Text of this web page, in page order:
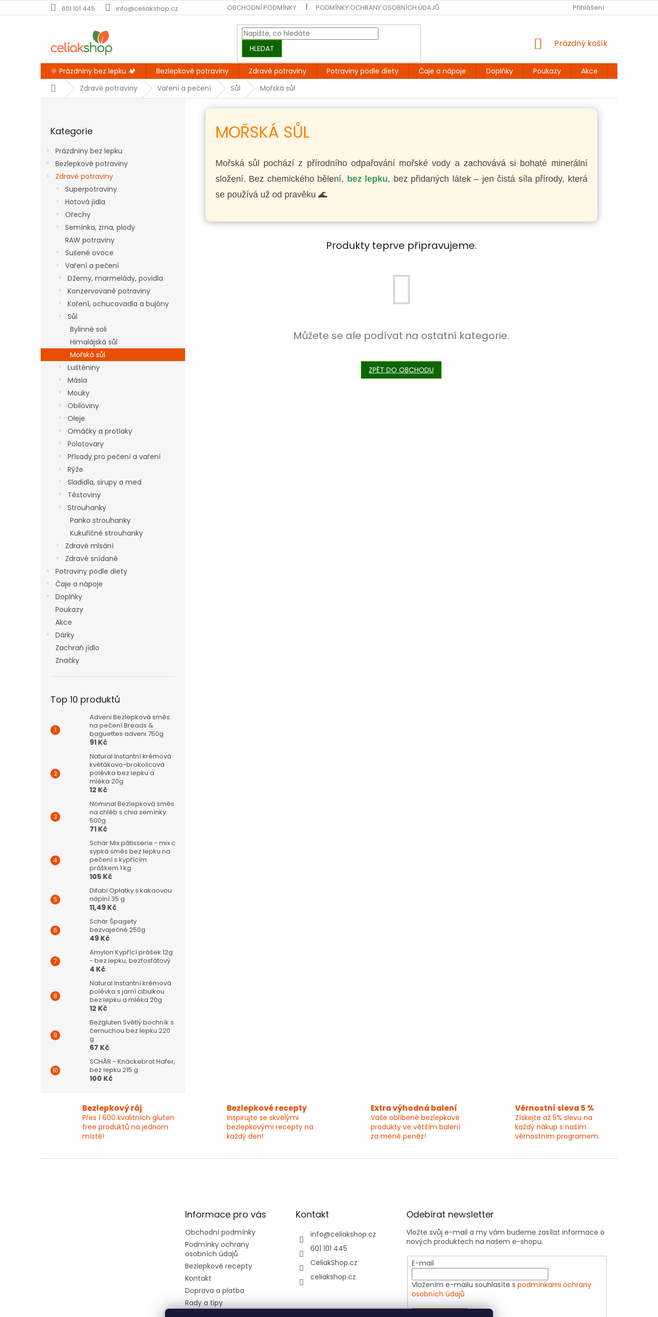
na
601 101 445 info@celiakshop.cz OBCHODNÍ PODMÍNKY PODMÍNKY OCHRANY OSOBNÍCH ÚDAJŮ KONTAKT DOPRAVA A PLATBA
Přihlášení
HLEDAT
NÁKUPNÍ
Prázdný košík
🌞 Prázdniny bez lepku 🏕️ Bezlepkové potraviny Zdravé potraviny Potraviny podle diety Čaje a nápoje Doplňky Poukazy Akce
DomůZdravé potraviny Vaření a pečení Sůl Mořská sůl
kategorie
Kategorie
Prázdniny bez lepku
Bezlepkové potraviny
Zdravé potraviny
Superpotraviny
Hotová jídla
Ořechy
Semínka, zrna, plody
RAW potraviny
Sušené ovoce
Vaření a pečení
Džemy, marmelády, povidla
Konzervované potraviny
Koření, ochucovadla a bujóny
Sůl
Bylinné soli
Himalájská sůl
Mořská sůl
Luštěniny
Másla
Mouky
Obiloviny
Oleje
Omáčky a protlaky
Polotovary
Přísady pro pečení a vaření
Rýže
Sladidla, sirupy a med
Těstoviny
Strouhanky
Panko strouhanky
Kukuřičné strouhanky
Zdravé mlsání
Zdravé snídaně
Potraviny podle diety
Čaje a nápoje
Doplňky
Poukazy
Akce
Dárky
Zachraň jídlo
Značky
Top 10 produktů
Adveni Bezlepková směs
na pečení Breads &
baguettes adveni 750g
91 Kč
Natural Instantní krémová
květákovo-brokolicová
polévka bez lepku a
mléka 20g
12 Kč
Nominal Bezlepková směs
na chléb s chia semínky
500g
71 Kč
Schär Mix pâtisserie - mix c
sypká směs bez lepku na
pečení s kypřícím
práškem 1 kg
105 Kč
Difabi Oplatky s kakaovou
náplní 35 g
11,49 Kč
Schär Špagety
bezvaječné 250g
49 Kč
Amylon Kypřící prášek 12g
- bez lepku, bezfosfátový
4 Kč
Natural Instantní krémová
polévka s jarní cibulkou
bez lepku a mléka 20g
12 Kč
Bezgluten Světlý bochník s
černuchou bez lepku 220
g
67 Kč
SCHÄR - Knäckebrot Hafer,
bez lepku 215 g
100 Kč
MOŘSKÁ SŮL
Mořská sůl pochází z přírodního odpařování mořské vody a zachovává si bohaté minerální
složení. Bez chemického bělení, bez lepku, bez přidaných látek – jen čistá síla přírody, která
se používá už od pravěku 🌊
Produkty teprve připravujeme.
Můžete se ale podívat na ostatní kategorie.
ZPĚT DO OBCHODU
Bezlepkový ráj
Přes 1 600 kvalitních gluten
free produktů na jednom
místě!
Bezlepkové recepty
Inspirujte se skvělými
bezlepkovými recepty na
každý den!
Extra výhodná balení
Vaše oblíbené bezlepkové
produkty ve větším balení
za méně peněz!
Věrnostní sleva 5 %
Získejte až 5% slevu na
každý nákup s naším
věrnostním programem.
Informace pro vás
Obchodní podmínky
Podmínky ochrany
osobních údajů
Bezlepkové recepty
Kontakt
Doprava a platba
Rady a tipy
Kontakt
info@celiakshop.cz
601 101 445
CeliakShop.cz
celiakshop.cz
Odebírat newsletter
Vložte svůj e-mail a my vám budeme zasílat informace o
nových produktech na našem e-shopu.
E-mail
Vložením e-mailu souhlasíte spodmínkami ochrany
osobních údajů